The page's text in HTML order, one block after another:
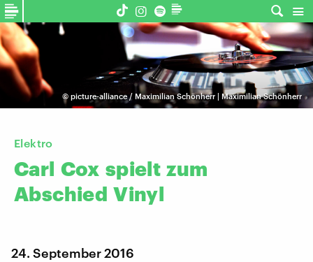
© picture-alliance / Maximilian Schönherr | Maximilian Schönherr
Elektro
Carl Cox spielt zum
Abschied Vinyl
24. September 2016